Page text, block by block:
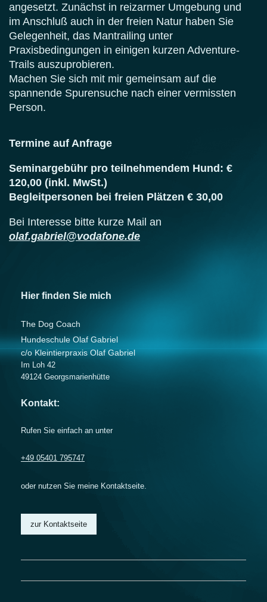
angesetzt. Zunächst in reizarmer Umgebung und
im Anschluß auch in der freien Natur haben Sie
Gelegenheit, das Mantrailing unter
Praxisbedingungen in einigen kurzen Adventure-
Trails auszuprobieren.
Machen Sie sich mit mir gemeinsam auf die
spannende Spurensuche nach einer vermissten
Person.
Termine auf Anfrage
Seminargebühr pro teilnehmendem Hund: €
120,00 (inkl. MwSt.)
Begleitpersonen bei freien Plätzen € 30,00
Bei Interesse bitte kurze Mail an
olaf.gabriel@vodafone.de
Hier finden Sie mich
The Dog Coach
Hundeschule Olaf Gabriel
c/o Kleintierpraxis Olaf Gabriel
Im Loh 42
49124 Georgsmarienhütte
Kontakt:
Rufen Sie einfach an unter
+49 05401 795747
oder nutzen Sie meine Kontaktseite.
zur Kontaktseite